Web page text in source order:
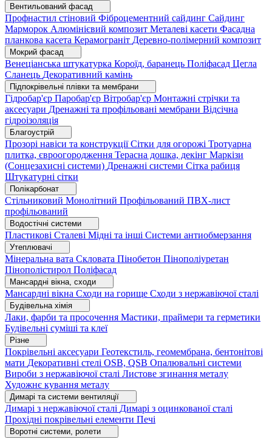
Вентильований фасад
Профнастил стіновий Фіброцементний сайдинг Сайдинг
Марморок Алюмінієвий композит Металеві касети Фасадна
планкова касета Керамограніт Деревно-полімерний композит
Мокрий фасад
Венеціанська штукатурка Короїд, баранець Поліфасад Цегла
Сланець Декоративний камінь
Підпокрівельні плівки та мембрани
Гідробар'єр Паробар'єр Вітробар'єр Монтажні стрічки та
аксесуари Дренажні та профільовані мембрани Відсічна
гідроізоляція
Благоустрій
Прозорі навіси та конструкціїСітки для огорожі Тротуарна
плитка, євроогородження Терасна дошка, декінг Маркізи
(Сонцезахисні системи) Дренажні системи Сітка рабиця
Штукатурні сітки
Полікарбонат
Стільниковий Монолітний Профільований ПВХ-лист
профільований
Водостічні системи
Пластикові Сталеві Мідні та інші Системи антиобмерзання
Утеплювачі
Мінеральна вата Скловата Пінобетон Пінополіуретан
Пінополістирол Поліфасад
Мансардні вікна, сходи
Мансардні вікна Сходи на горище Сходи з нержавіючої сталі
Будівельна хімія
Лаки, фарби та просочення Мастики, праймери та герметики
Будівельні суміші та клеї
Різне
Покрівельні аксесуари Геотекстиль, геомембрана, бентонітові
мати Декоративні стелі OSB, QSB Опалювальні системи
Вироби з нержавіючої сталі Листове згинання металу
Художнє кування металу
Димарі та системи вентиляції
Димарі з нержавіючої сталі Димарі з оцинкованої сталі
Прохідні покрівельні елементи Печі
Воротні системи, ролети